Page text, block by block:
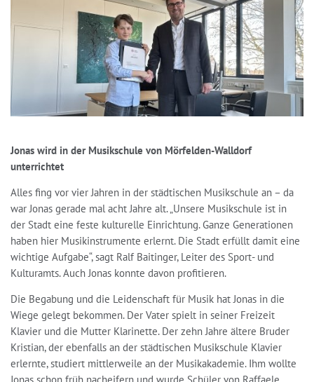
Jonas wird in der Musikschule von Mörfelden-Walldorf
unterrichtet
Alles fing vor vier Jahren in der städtischen Musikschule an – da
war Jonas gerade mal acht Jahre alt. „Unsere Musikschule ist in
der Stadt eine feste kulturelle Einrichtung. Ganze Generationen
haben hier Musikinstrumente erlernt. Die Stadt erfüllt damit eine
wichtige Aufgabe“, sagt Ralf Baitinger, Leiter des Sport- und
Kulturamts. Auch Jonas konnte davon profitieren.
Die Begabung und die Leidenschaft für Musik hat Jonas in die
Wiege gelegt bekommen. Der Vater spielt in seiner Freizeit
Klavier und die Mutter Klarinette. Der zehn Jahre ältere Bruder
Kristian, der ebenfalls an der städtischen Musikschule Klavier
erlernte, studiert mittlerweile an der Musikakademie. Ihm wollte
Jonas schon früh nacheifern und wurde Schüler von Raffaele